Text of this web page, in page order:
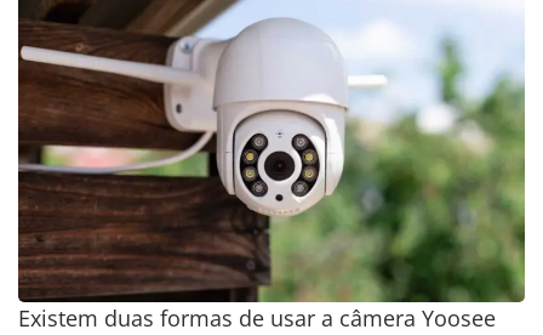
Existem duas formas de usar a câmera Yoosee